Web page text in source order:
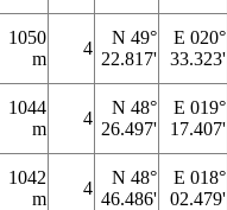
1050
m
4
N 49°
22.817'
E 020°
33.323'
1044
m
4
N 48°
26.497'
E 019°
17.407'
1042
m
4
N 48°
46.486'
E 018°
02.479'